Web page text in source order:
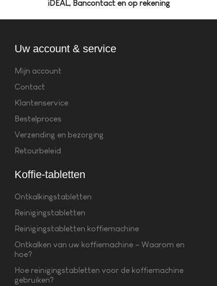
iDEAL, Bancontact en op rekening
Uw account & service
Mijn account
Contact
Klantenservice
Bestelproces
Verzending en bezorging
Retourbeleid
Koffie-tabletten
Ontkalkingstabletten
Reinigingstabletten
Reinigingstabletten koffiemachine
Ontkalken van uw koffiemachine – Waarom en
hoe?
Hoe reinigingstabletten voor de koffiemachine
gebruiken?